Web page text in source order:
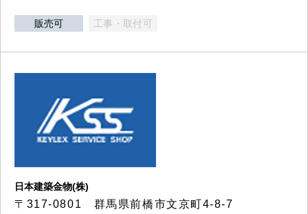
販売可 工事・取付可
日本建築金物(株)
〒317‐0801 群馬県前橋市文京町4-8-7